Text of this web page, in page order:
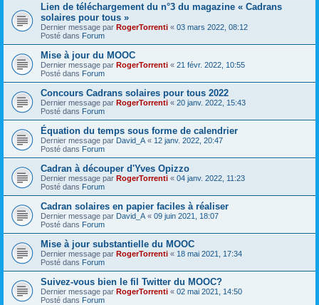
Lien de téléchargement du n°3 du magazine « Cadrans
solaires pour tous »
Dernier message par RogerTorrenti « 03 mars 2022, 08:12
Posté dans Forum
Mise à jour du MOOC
Dernier message par RogerTorrenti « 21 févr. 2022, 10:55
Posté dans Forum
Concours Cadrans solaires pour tous 2022
Dernier message par RogerTorrenti « 20 janv. 2022, 15:43
Posté dans Forum
Équation du temps sous forme de calendrier
Dernier message par David_A « 12 janv. 2022, 20:47
Posté dans Forum
Cadran à découper d'Yves Opizzo
Dernier message par RogerTorrenti « 04 janv. 2022, 11:23
Posté dans Forum
Cadran solaires en papier faciles à réaliser
Dernier message par David_A « 09 juin 2021, 18:07
Posté dans Forum
Mise à jour substantielle du MOOC
Dernier message par RogerTorrenti « 18 mai 2021, 17:34
Posté dans Forum
Suivez-vous bien le fil Twitter du MOOC?
Dernier message par RogerTorrenti « 02 mai 2021, 14:50
Posté dans Forum